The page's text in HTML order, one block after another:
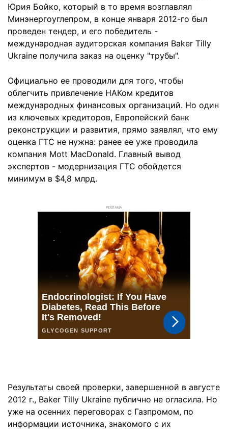
Юрия Бойко, который в то время возглавлял
Минэнергоуглепром, в конце января 2012-го был
проведен тендер, и его победитель -
международная аудиторская компания Baker Tilly
Ukraine получила заказ на оценку "трубы".
Официально ее проводили для того, чтобы
облегчить привлечение НАКом кредитов
международных финансовых организаций. Но один
из ключевых кредиторов, Европейский банк
реконструкции и развития, прямо заявлял, что ему
оценка ГТС не нужна: ранее ее уже проводила
компания Mott MacDonald. Главный вывод
экспертов - модернизация ГТС обойдется
минимум в $4,8 млрд.
РЕКЛАМА
Результаты своей проверки, завершенной в августе
2012 г., Baker Tilly Ukraine публично не огласила. Но
уже на осенних переговорах с Газпромом, по
информации источника, знакомого с их